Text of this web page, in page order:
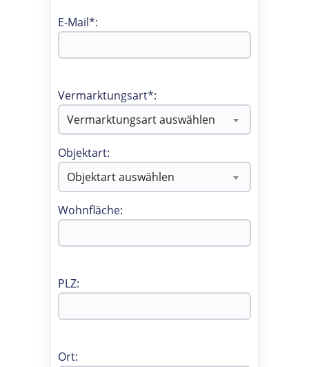
E-Mail*:
Vermarktungsart*:
Vermarktungsart auswählen
Objektart:
Objektart auswählen
Wohnfläche:
PLZ:
Ort: